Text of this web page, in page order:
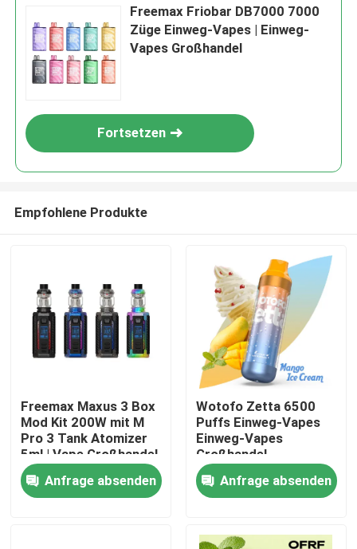
Freemax Friobar DB7000 7000
Züge Einweg-Vapes | Einweg-
Vapes Großhandel
Fortsetzen
Empfohlene Produkte
Freemax Maxus 3 Box
Mod Kit 200W mit M
Pro 3 Tank Atomizer
5ml | Vape Großhandel
Anfrage absenden
Wotofo Zetta 6500
Puffs Einweg-Vapes
Einweg-Vapes
Großhandel
Anfrage absenden